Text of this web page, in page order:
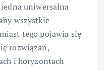
uniwersalna
wszystkie
tego pojawia się
rozwiązań,
i horyzontach